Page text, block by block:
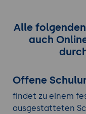
Alle
auch
Offene
findet zu einem
ausgestatteten